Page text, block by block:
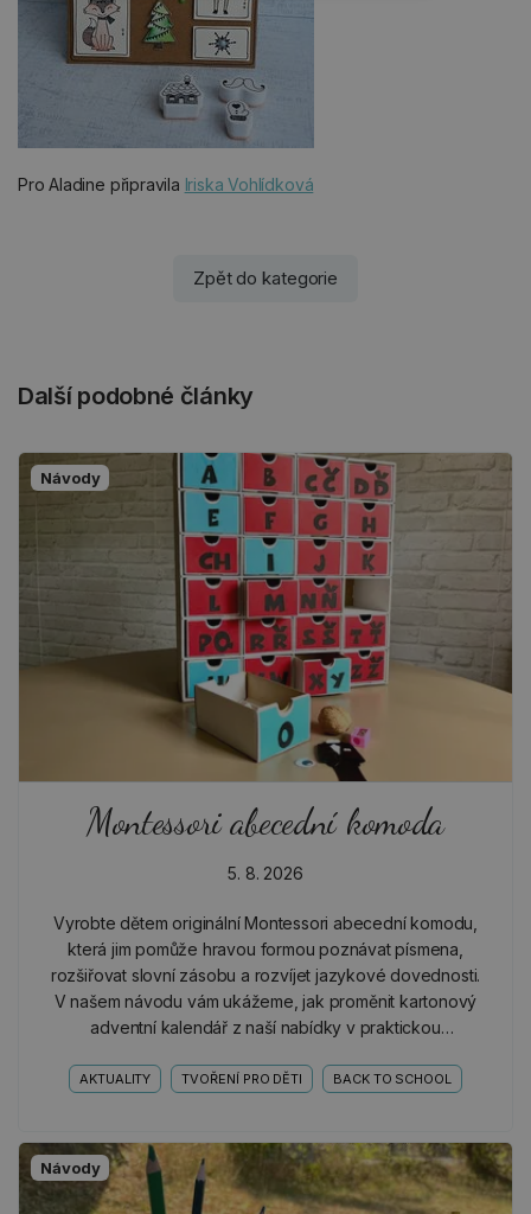
Pro Aladine připravila Iriska Vohlídková
Zpět do kategorie
Další podobné články
Návody
Montessori abecední komoda
5. 8. 2026
Vyrobte dětem originální Montessori abecední komodu,
která jim pomůže hravou formou poznávat písmena,
rozšiřovat slovní zásobu a rozvíjet jazykové dovednosti.
V našem návodu vám ukážeme, jak proměnit kartonový
adventní kalendář z naší nabídky v praktickou
světa…
AKTUALITY TVOŘENÍ PRO DĚTI BACK TO SCHOOL
Návody